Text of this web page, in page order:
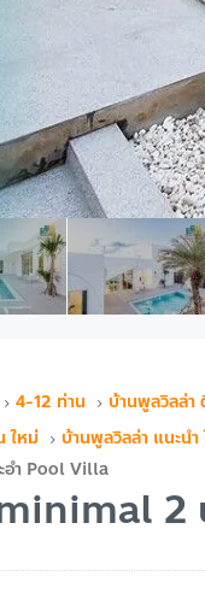
4-12 ท่าน บ้านพูลวิลล่า
ใหม่
บ้านพูลวิลล่า แนะนำ
อำ Pool Villa
2